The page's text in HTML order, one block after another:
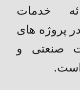
خدمات
در پروژه های
صنعتی و